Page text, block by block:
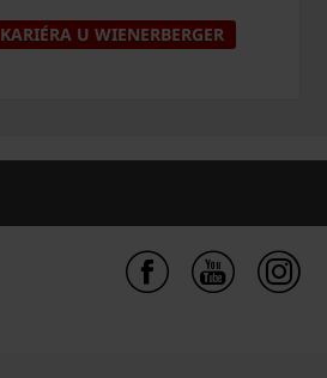
KARIÉRA U WIENERBERGER